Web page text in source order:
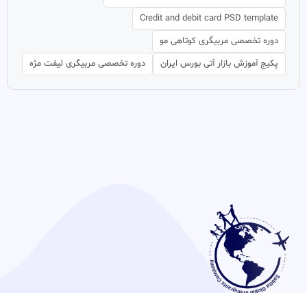
Credit and debit card PSD template
دوره تخصصی مربیگری کوتاهی مو
پکیج آموزش بازار آتی بورس ایران
دوره تخصصی مربیگری لیفت مژه